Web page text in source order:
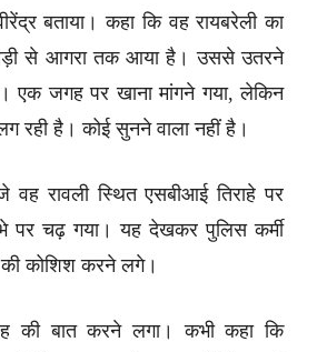
बताया। कहा कि वह रायबरेली का
से आगरा तक आया है। उससे उतरने
एक जगह पर खाना मांगने गया, लेकिन
रही है। कोई सुनने वाला नहीं है।
वह रावली स्थित एसबीआई तिराहे पर
चढ़ गया। यह देखकर पुलिस कर्मी
कोशिश करने लगे।
की बात करने लगा। कभी कहा कि